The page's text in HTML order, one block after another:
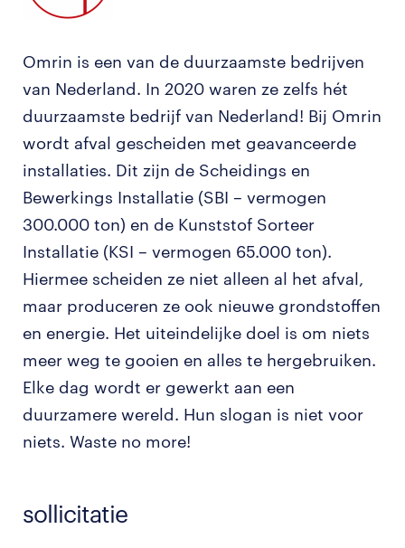
Omrin is een van de duurzaamste bedrijven
van Nederland. In 2020 waren ze zelfs hét
duurzaamste bedrijf van Nederland! Bij Omrin
wordt afval gescheiden met geavanceerde
installaties. Dit zijn de Scheidings en
Bewerkings Installatie (SBI – vermogen
300.000 ton) en de Kunststof Sorteer
Installatie (KSI – vermogen 65.000 ton).
Hiermee scheiden ze niet alleen al het afval,
maar produceren ze ook nieuwe grondstoffen
en energie. Het uiteindelijke doel is om niets
meer weg te gooien en alles te hergebruiken.
Elke dag wordt er gewerkt aan een
duurzamere wereld. Hun slogan is niet voor
niets. Waste no more!
sollicitatie